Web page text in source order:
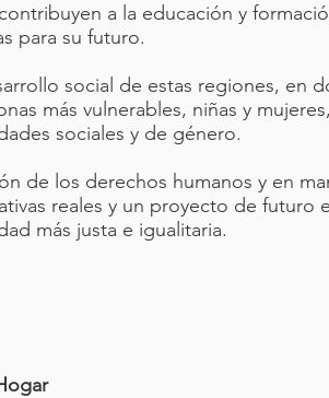
a la educación y
para su futuro.
social de estas regiones, en
más vulnerables, niñas y
sociales y de género.
de los derechos humanos y en
reales y un proyecto de futuro
más justa e igualitaria.